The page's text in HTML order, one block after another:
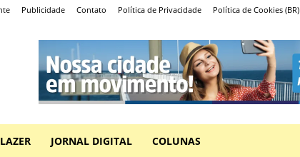
Publicidade Contato Política de Privacidade Política de Cookies (BR)
JORNAL DIGITAL COLUNAS